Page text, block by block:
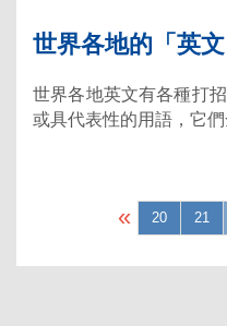
世界各地的「英
世界各地英文有各種打
或具代表性的用語，它
« 20 21